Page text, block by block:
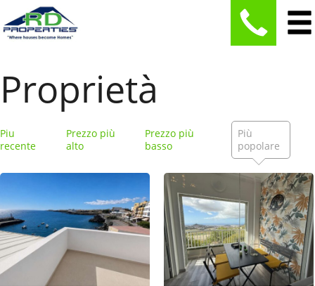
Proprietà
Piu
recente
Prezzo più
alto
Prezzo più
basso
Più
popolare